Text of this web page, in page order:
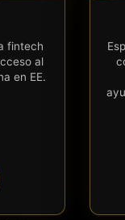
fintech
al
en EE.